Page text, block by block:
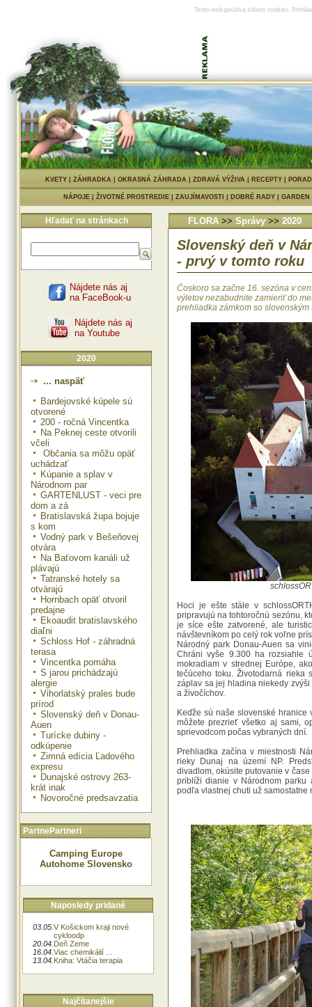
Tento web používa súbory cookies.
KVETY| ZÁHRADKA| OKRASNÁ ZÁHRADA| ZDRAVÁ VÝŽIVA| RECEPTY|
NÁPOJE ŽIVOTNÉ PROSTREDIE ZAUJÍMAVOSTI DOBRÉ RADY
Hľadať na stránkach
Nájdete nás aj
na FaceBook-u
Nájdete nás aj
na Youtube
2020
... naspäť
Bardejovské kúpele sú
otvorené
200 - ročná Vincentka
Na Peknej ceste otvorili
včeli
Občania sa môžu opäť
uchádzať
Kúpanie a splav v
Národnom par
GARTENLUST - veci pre
dom a zá
Bratislavská župa bojuje
s kom
Vodný park v Bešeňovej
otvára
Na Baťovom kanáli už
plávajú
Tatranské hotely sa
otvárajú
Hornbach opäť otvoril
predajne
Ekoaudit bratislavského
diaľni
Schloss Hof - záhradná
terasa
Vincentka pomáha
S jarou prichádzajú
alergie
Vihorlatský prales bude
prírod
Slovenský deň v Donau-
Auen
Turícke dubiny -
odkúpenie
Zimná edícia Ľadového
expresu
Dunajské ostrovy 263-
krát inak
Novoročné predsavzatia
PartnePartneri
Camping Europe
Autohome Slovensko
Naposledy pridané
03.05. V Košickom kraji nové
cykloodp
20.04. Deň Zeme
16.04. Viac chemikálií ...
13.04. Kniha: Vtáčia terapia
Najčítanejšie
FLORA >> Správy >> 2020
Slovenský deň v
- prvý v tomto roku
Čoskoro sa začne 16. sezóna v
výletov nezabudnite zamieriť do
prehliadka zámkom so slovenským
Hoci je ešte stále v
pripravujú na tohtoročnú sezónu,
je síce ešte zatvorené, ale
návštevníkom po celý rok voľne
Národný park Donau-Auen sa
Chráni vyše 9.300 ha rozsiahle
mokradiam v strednej Európe,
tečúceho toku. Životodarná rieka
záplav sa jej hladina niekedy
a živočíchov.
Keďže sú naše slovenské
môžete prezrieť všetko aj sami,
sprievodcom počas vybraných dní.
Prehliadka začína v miestnosti
rieky Dunaj na území NP.
divadlom, okúsite putovanie v
priblíži dianie v Národnom
podľa vlastnej chuti už samostatne